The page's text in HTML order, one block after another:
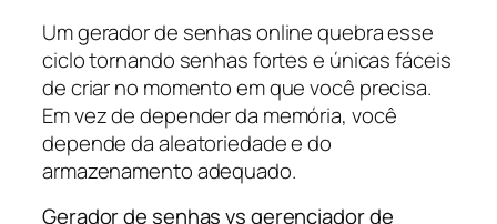
Um gerador de senhas online quebra esse
ciclo tornando senhas fortes e únicas fáceis
de criar no momento em que você precisa.
Em vez de depender da memória, você
depende da aleatoriedade e do
armazenamento adequado.
Gerador de senhas vs gerenciador de